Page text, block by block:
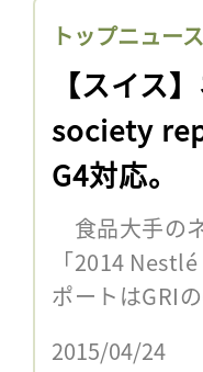
トップニュース
【スイス
society
G4対応。
食品大手の
「2014
ポートはGRI
2015/04/24